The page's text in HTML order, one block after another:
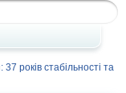
37 років стабільності та